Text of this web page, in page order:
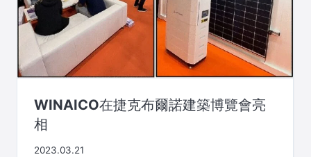
WINAICO在捷克布爾諾建築博覽會亮
相
2023.03.21